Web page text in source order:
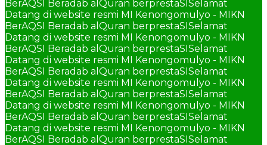
BerAQSI Beradab alQuran berprestaSISelamat
Datang di website resmi MI Kenongomulyo - MIKN
BerAQSI Beradab alQuran berprestaSISelamat
Datang di website resmi MI Kenongomulyo - MIKN
BerAQSI Beradab alQuran berprestaSISelamat
Datang di website resmi MI Kenongomulyo - MIKN
BerAQSI Beradab alQuran berprestaSISelamat
Datang di website resmi MI Kenongomulyo - MIKN
BerAQSI Beradab alQuran berprestaSISelamat
Datang di website resmi MI Kenongomulyo - MIKN
BerAQSI Beradab alQuran berprestaSISelamat
Datang di website resmi MI Kenongomulyo - MIKN
BerAQSI Beradab alQuran berprestaSISelamat